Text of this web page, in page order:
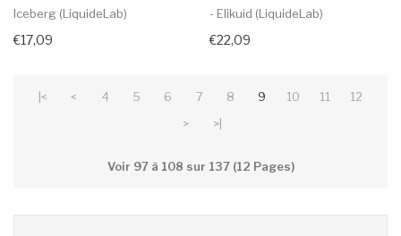
Iceberg (LiquideLab)
€17,09
- Elikuid (LiquideLab)
€22,09
|< < 4 5 6 7 8 9 10 11
12
>
>|
Voir 97 à 108 sur 137 (12 Pages)